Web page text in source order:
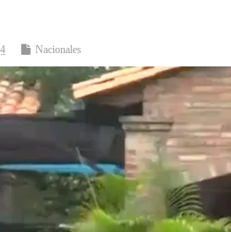
Nacionales